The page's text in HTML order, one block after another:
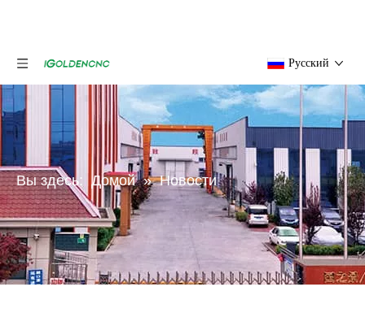
Pусский
Вы здесь: Домой » Новости